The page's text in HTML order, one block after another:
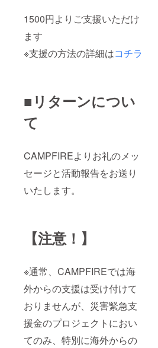
1500円よりご支援いただけ
ます
※支援の方法の詳細はコチラ
■リターンについ
て
CAMPFIREよりお礼のメッ
セージと活動報告をお送り
いたします。
【注意！】
※通常、CAMPFIREでは海
外からの支援は受け付けて
おりませんが、災害緊急支
援金のプロジェクトにおい
てのみ、特別に海外からの